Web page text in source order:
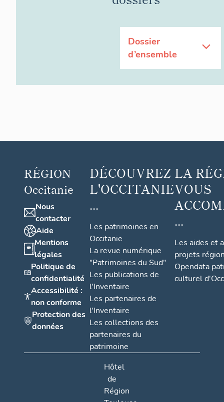
Dossier
d’ensemble
RÉGION
Occitanie
Nous
contacter
Aide
Mentions
légales
Politique de
confidentialité
Accessibilité :
non conforme
Protection des
données
DÉCOUVREZ
L'OCCITANIE
...
Les patrimoines en
Occitanie
La revue numérique
"Patrimoines du Sud"
Les publications de
l'Inventaire
Les partenaires de
l'Inventaire
Les collections des
partenaires du
patrimoine
LA
VOUS
...
Les aides et
projets
Opendata
culturel
Hôtel
de
Région